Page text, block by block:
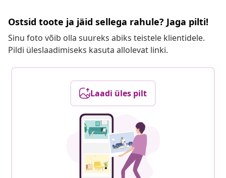
Ostsid toote ja jäid sellega rahule? Jaga pilti!
Sinu foto võib olla suureks abiks teistele klientidele.
Pildi üleslaadimiseks kasuta allolevat linki.
Laadi üles pilt